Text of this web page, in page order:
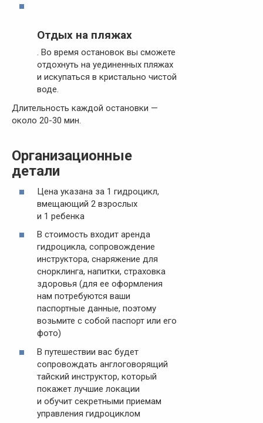
Отдых на пляжах
. Во время остановок вы сможете
отдохнуть на уединенных пляжах
и искупаться в кристально чистой
воде.
Длительность каждой остановки —
около 20-30 мин.
Организационные
детали
Цена указана за 1 гидроцикл,
вмещающий 2 взрослых
и 1 ребенка
В стоимость входит аренда
гидроцикла, сопровождение
инструктора, снаряжение для
снорклинга, напитки, страховка
здоровья (для ее оформления
нам потребуются ваши
паспортные данные, поэтому
возьмите с собой паспорт или его
фото)
В путешествии вас будет
сопровождать англоговорящий
тайский инструктор, который
покажет лучшие локации
и обучит секретными приемам
управления гидроциклом